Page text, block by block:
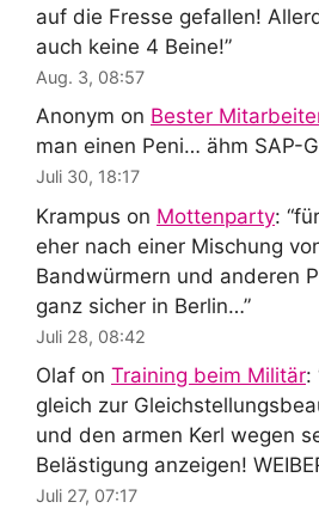
auf die Fresse gefallen!
auch keine 4 Beine!”
Aug. 3, 08:57
Anonym on Bester
man einen Peni… ähm SAP-
Juli 30, 18:17
Krampus on Mottenparty: “
eher nach einer Mischung
Bandwürmern und anderen
ganz sicher in Berlin…”
Juli 28, 08:42
Olaf on Training beim Militär:
gleich zur
und den armen Kerl wegen
Belästigung anzeigen!
Juli 27, 07:17